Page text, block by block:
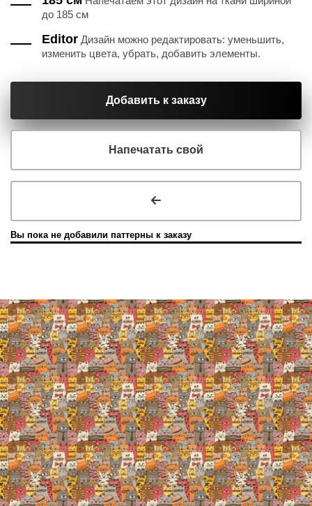
до 185 см
Editor Дизайн можно редактировать: уменьшить,
изменить цвета, убрать, добавить элементы.
Добавить к заказу
Напечатать свой
Вы пока не добавили паттерны к заказу